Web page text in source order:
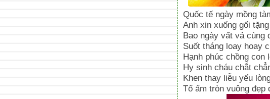
Quốc tế ngày mồng
Anh xin xuống gối
Bao ngày vất vả cùng
Suốt tháng loay hoay
Hạnh phúc chồng con
Hy sinh cháu chắt
Khen thay liễu yếu
Tổ ấm tròn vuông đẹp